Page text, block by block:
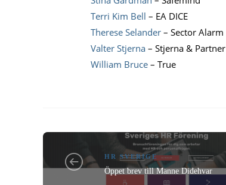
Terri Kim Bell – EA DICE
Therese Selander – Sector Alarm
Valter Stjerna – Stjerna & Partner
William Bruce – True
HR SVERIGE
Öppet brev till Manne Didehvar